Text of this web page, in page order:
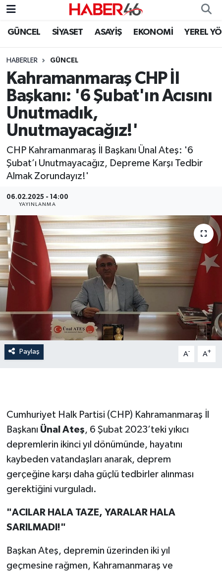
GÜNCEL SİYASET ASAYİŞ EKONOMİ YEREL
HABERLER GÜNCEL
Kahramanmaraş CHP İl
Başkanı: '6 Şubat'ın Acısını
Unutmadık,
Unutmayacağız!'
CHP Kahramanmaraş İl Başkanı Ünal Ateş: '6
Şubat’ı Unutmayacağız, Depreme Karşı Tedbir
Almak Zorundayız!'
06.02.2025 - 14:00
YAYINLANMA
Paylaş A- A+
Cumhuriyet Halk Partisi (CHP) Kahramanmaraş İl
Başkanı Ünal Ateş, 6 Şubat 2023’teki yıkıcı
depremlerin ikinci yıl dönümünde, hayatını
kaybeden vatandaşları anarak, deprem
gerçeğine karşı daha güçlü tedbirler alınması
gerektiğini vurguladı.
"ACILAR HALA TAZE, YARALAR HALA
SARILMADI!"
Başkan Ateş, depremin üzerinden iki yıl
geçmesine rağmen, Kahramanmaraş ve
GÜNCEL
SİYASET
EKONOMİ
SPOR
YAŞAM
TEKNOLOJİ
EĞİTİM
İLÇE HABERLERİ
KÜLTÜR-SANAT
DÜNYA
ROPORTAJ
YEREL YÖNETİM
MEDYA
ÜÇÜNCÜ SAYFA
BİLİMNET
SİVİL TOPLUM
Nöbetçi Eczaneler
Hava Durumu
Kahramanmaraş Namaz Vakitleri
Trafik Durumu
Süper Lig Puan Durumu ve Fikstür
Tüm Manşetler
Haber Arşivi